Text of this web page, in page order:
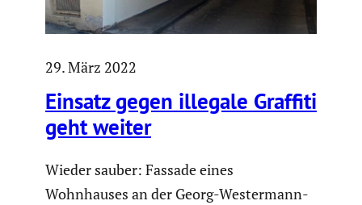
29. März 2022
Einsatz gegen illegale Graffiti
geht weiter
Wieder sauber: Fassade eines
Wohnhauses an der Georg-Westermann-